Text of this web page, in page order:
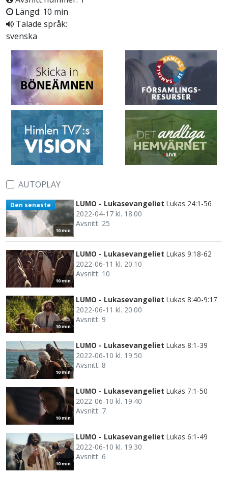
Längd: 10 min
Talade språk:
svenska
AUTOPLAY
10 min
Den senaste LUMO - Lukasevangeliet Lukas 24:1-56
2022-04-17 kl. 18.00
Avsnitt: 25
10 min
LUMO - Lukasevangeliet Lukas 9:18-62
2022-06-11 kl. 20.10
Avsnitt: 10
10 min
LUMO - Lukasevangeliet Lukas 8:40-9:17
2022-06-11 kl. 20.00
Avsnitt: 9
10 min
LUMO - Lukasevangeliet Lukas 8:1-39
2022-06-10 kl. 19.50
Avsnitt: 8
10 min
LUMO - Lukasevangeliet Lukas 7:1-50
2022-06-10 kl. 19.40
Avsnitt: 7
10 min
LUMO - Lukasevangeliet Lukas 6:1-49
2022-06-10 kl. 19.30
Avsnitt: 6